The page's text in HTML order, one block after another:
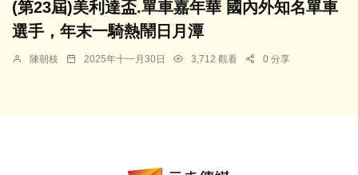
(第23屆)美利達盃.單車嘉年華 國內外知名單車
選手，年末一騎熱鬧日月潭
陳朝枝 2025年十一月30日 3,712 觀看 0 分享